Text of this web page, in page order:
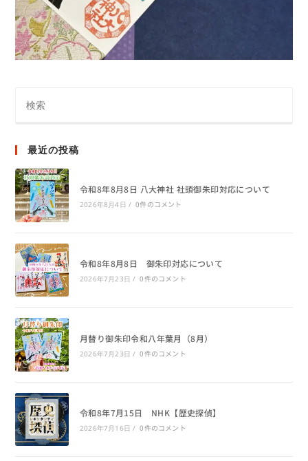
最近の投稿
令和8年8月8日 八大神社 社頭御朱印対応について
2026年8月4日 / 0件のコメント
令和8年8月8日 御朱印対応について
2026年7月23日 / 0件のコメント
月替り御朱印令和八年葉月（8月）
2026年7月23日 / 0件のコメント
令和8年7月15日 NHK【歴史探偵】
2026年7月16日 / 0件のコメント